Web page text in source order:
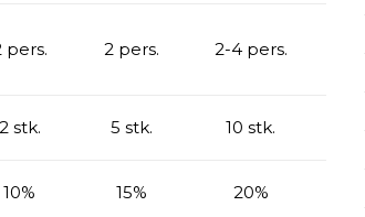
pers. 2 pers. 2-4 pers.
2 stk. 5 stk. 10 stk.
10% 15% 20%